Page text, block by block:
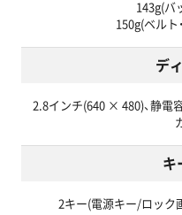
143g(バ
150g(ベルト
デ
2.8インチ(640 × 480)、静電
キ
2キー(電源キー/ロック